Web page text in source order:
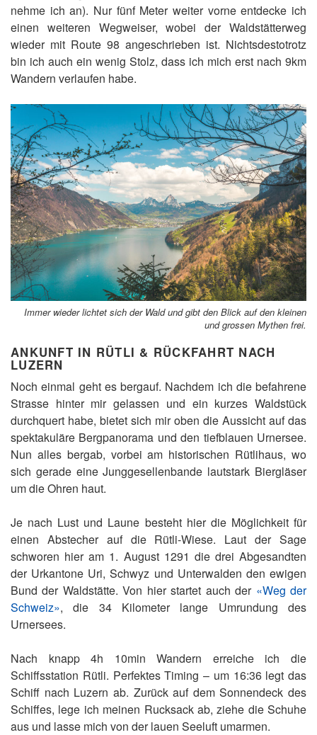
nehme ich an). Nur fünf Meter weiter vorne entdecke ich
einen weiteren Wegweiser, wobei der Waldstätterweg
wieder mit Route 98 angeschrieben ist. Nichtsdestotrotz
bin ich auch ein wenig Stolz, dass ich mich erst nach 9km
Wandern verlaufen habe.
Immer wieder lichtet sich der Wald und gibt den Blick auf den kleinen
und grossen Mythen frei.
ANKUNFT IN RÜTLI & RÜCKFAHRT NACH
LUZERN
Noch einmal geht es bergauf. Nachdem ich die befahrene
Strasse hinter mir gelassen und ein kurzes Waldstück
durchquert habe, bietet sich mir oben die Aussicht auf das
spektakuläre Bergpanorama und den tiefblauen Urnersee.
Nun alles bergab, vorbei am historischen Rütlihaus, wo
sich gerade eine Junggesellenbande lautstark Biergläser
um die Ohren haut.
Je nach Lust und Laune besteht hier die Möglichkeit für
einen Abstecher auf die Rütli-Wiese. Laut der Sage
schworen hier am 1. August 1291 die drei Abgesandten
der Urkantone Uri, Schwyz und Unterwalden den ewigen
Bund der Waldstätte. Von hier startet auch der «Weg der
Schweiz», die 34 Kilometer lange Umrundung des
Urnersees.
Nach knapp 4h 10min Wandern erreiche ich die
Schiffsstation Rütli. Perfektes Timing – um 16:36 legt das
Schiff nach Luzern ab. Zurück auf dem Sonnendeck des
Schiffes, lege ich meinen Rucksack ab, ziehe die Schuhe
aus und lasse mich von der lauen Seeluft umarmen.